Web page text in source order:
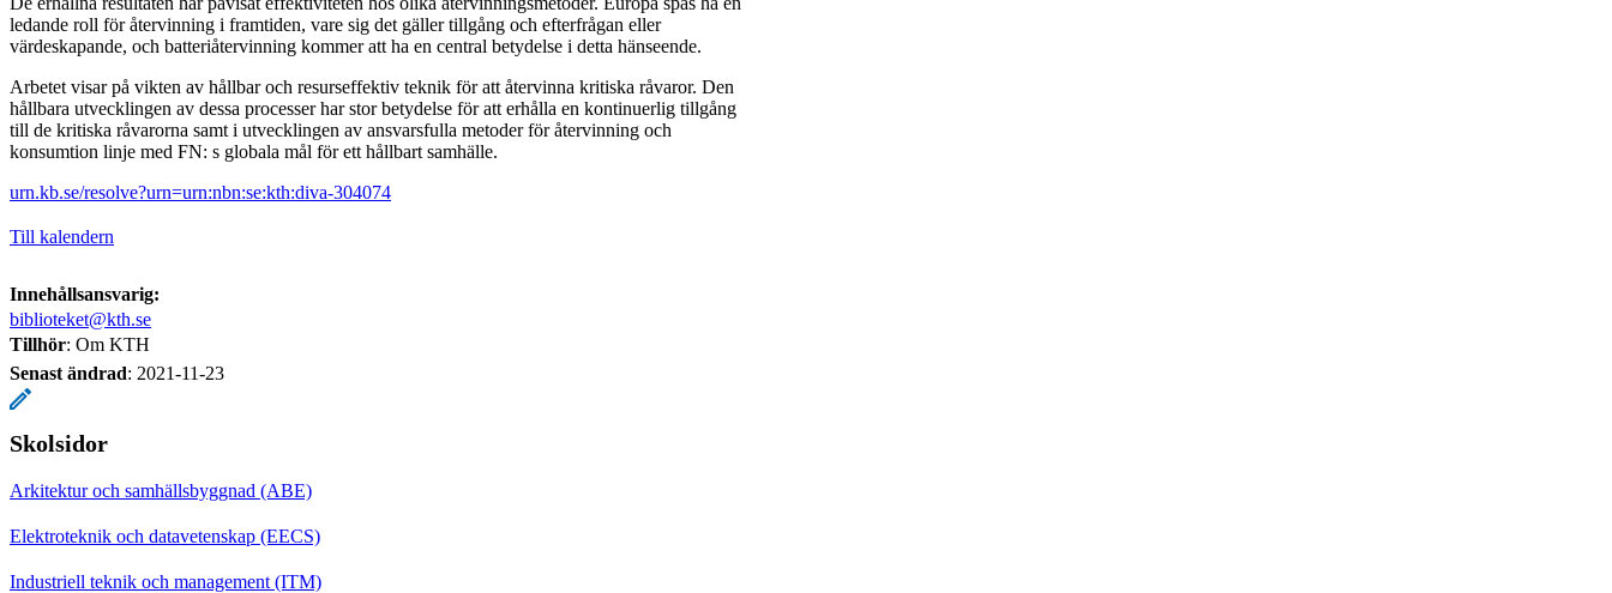
ledande roll för återvinning i framtiden, vare sig det gäller tillgång och efterfrågan eller
värdeskapande, och batteriåtervinning kommer att ha en central betydelse i detta hänseende.
Arbetet visar på vikten av hållbar och resurseffektiv teknik för att återvinna kritiska råvaror. Den
hållbara utvecklingen av dessa processer har stor betydelse för att erhålla en kontinuerlig tillgång
till de kritiska råvarorna samt i utvecklingen av ansvarsfulla metoder för återvinning och
konsumtion linje med FN: s globala mål för ett hållbart samhälle.
urn.kb.se/resolve?urn=urn:nbn:se:kth:diva-304074
Till kalendern
Innehållsansvarig:
biblioteket@kth.se
Tillhör: Om KTH
Senast ändrad: 2021-11-23
Skolsidor
Arkitektur och samhällsbyggnad (ABE)
Elektroteknik och datavetenskap (EECS)
Industriell teknik och management (ITM)